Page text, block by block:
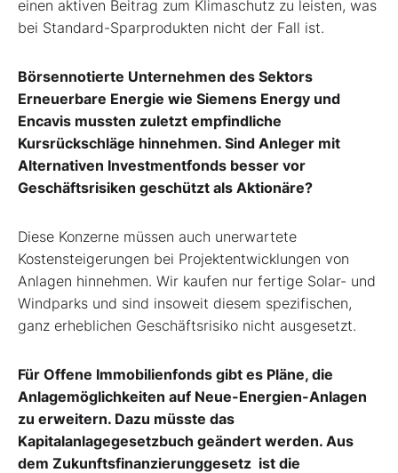
einen aktiven Beitrag zum Klimaschutz zu leisten, was
bei Standard-Sparprodukten nicht der Fall ist.
Börsennotierte Unternehmen des Sektors
Erneuerbare Energie wie Siemens Energy und
Encavis mussten zuletzt empfindliche
Kursrückschläge hinnehmen. Sind Anleger mit
Alternativen Investmentfonds besser vor
Geschäftsrisiken geschützt als Aktionäre?
Diese Konzerne müssen auch unerwartete
Kostensteigerungen bei Projektentwicklungen von
Anlagen hinnehmen. Wir kaufen nur fertige Solar- und
Windparks und sind insoweit diesem spezifischen,
ganz erheblichen Geschäftsrisiko nicht ausgesetzt.
Für Offene Immobilienfonds gibt es Pläne, die
Anlagemöglichkeiten auf Neue-Energien-Anlagen
zu erweitern. Dazu müsste das
Kapitalanlagegesetzbuch geändert werden. Aus
dem Zukunftsfinanzierunggesetz ist die